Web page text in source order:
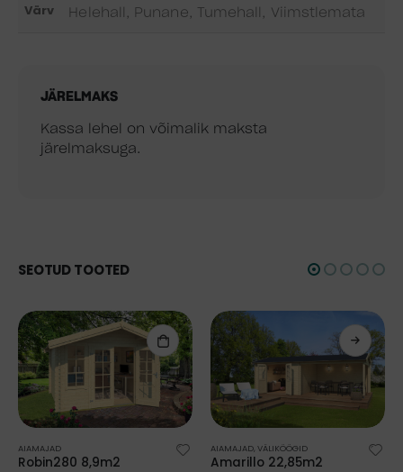
Värv Helehall, Punane, Tumehall, Viimstlemata
JÄRELMAKS
Kassa lehel on võimalik maksta
järelmaksuga.
SEOTUD TOOTED
AIAMAJAD
Robin280 8,9m2
AIAMAJAD VÄLIKÖÖGID
Amarillo 22,85m2